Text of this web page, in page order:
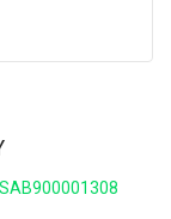
SAB900001308